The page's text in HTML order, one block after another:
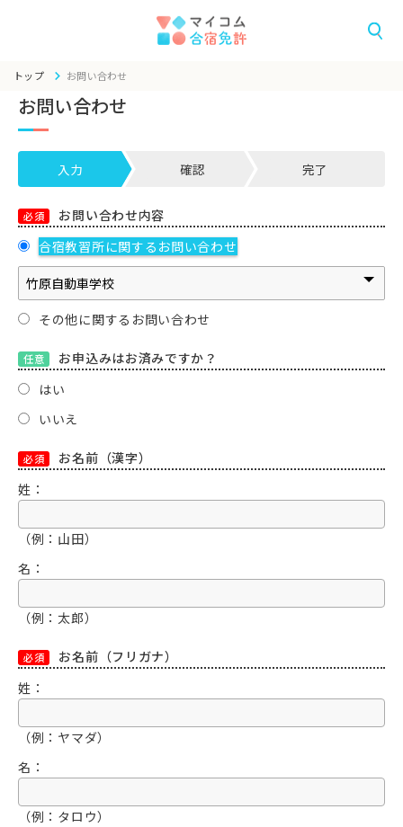
トップ お問い合わせ
お問い合わせ
入力 確認 完了
必須
お問い合わせ内容
合宿教習所に関するお問い合わせ
その他に関するお問い合わせ
任意
お申込みはお済みですか？
はい
いいえ
必須
お名前（漢字）
姓：
（例：山田）
名：
（例：太郎）
必須
お名前（フリガナ）
姓：
（例：ヤマダ）
名：
（例：タロウ）